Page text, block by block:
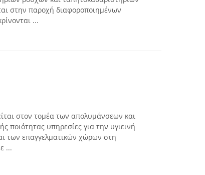
στην παροχή διαφοροποιημένων
...
στον τομέα των απολυμάνσεων και
υπηρεσίες για την υγιεινή
των επαγγελματικών χώρων στη
...